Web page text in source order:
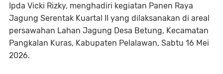
Ipda Vicki Rizky, menghadiri kegiatan Panen Raya
Jagung Serentak Kuartal II yang dilaksanakan di areal
persawahan Lahan Jagung Desa Betung, Kecamatan
Pangkalan Kuras, Kabupaten Pelalawan, Sabtu 16 Mei
2026.